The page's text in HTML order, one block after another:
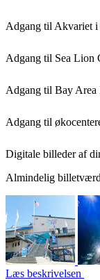
Adgang til Akvariet i
Adgang til Sea Lion
Adgang til Bay Area
Adgang til
Digitale billeder af
Almindelig
Læs beskrivelsen